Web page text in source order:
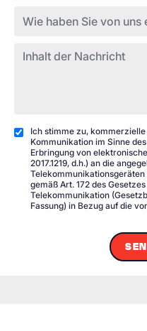
Ich stimme zu,
Kommunikation im Sinne
Erbringung von
2017.1219, d.h.) an die
gemäß Art. 172 des
Telekommunikation
Fassung) in Bezug auf die